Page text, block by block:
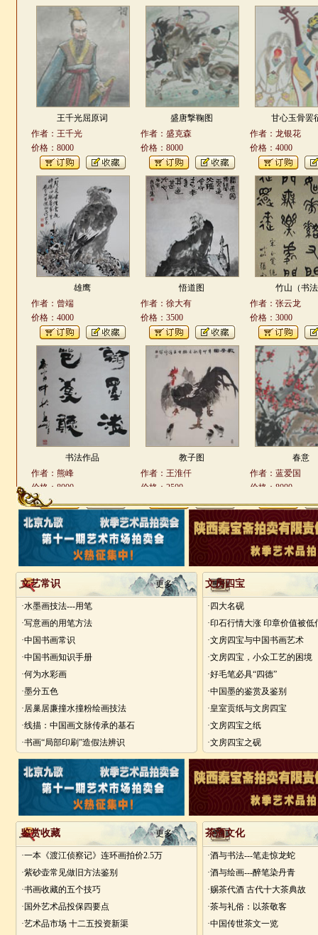
王千光屈原词
作者：王千光
价格：8000
盛唐撃鞠图
作者：盛克森
价格：8000
甘心玉骨罢
作者：龙银花
价格：4000
雄鹰
作者：曾端
价格：4000
悟道图
作者：徐大有
价格：3500
竹山（书
作者：张云龙
价格：3000
书法作品
作者：熊峰
价格：8000
教子图
作者：王淮仟
价格：2500
春意
作者：蓝爱国
价格：8000
文艺常识 更多
·水墨画技法---用笔
·写意画的用笔方法
·中国书画常识
·中国书画知识手册
·何为水彩画
·墨分五色
·居巢居廉撞水撞粉绘画技法
·线描：中国画文脉传承的基石
·书画“局部印刷”造假法辨识
文房四宝
·四大名砚
·印石行情大涨 印章价值被低
·文房四宝与中国书画艺术
·文房四宝，小众工艺的困境
·好毛笔必具“四德”
·中国墨的鉴赏及鉴别
·皇室贡纸与文房四宝
·文房四宝之纸
·文房四宝之砚
鉴赏收藏 更多
·一本《渡江侦察记》连环画拍价2.5万
·紫砂壶常见做旧方法鉴别
·书画收藏的五个技巧
·国外艺术品投保四要点
·艺术品市场 十二五投资新渠
茶酒文化
·酒与书法---笔走惊龙蛇
·酒与绘画---醉笔染丹青
·赐茶代酒 古代十大茶典故
·茶与礼俗：以茶敬客
·中国传世茶文一览